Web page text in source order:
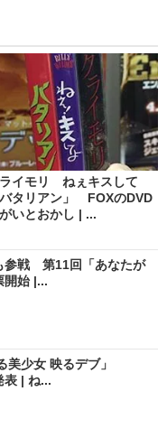
ライモリ ねぇキスして
タリアン」 FOXのDVD
いとおかし | ...
参戦 第11回「あなたが
開始 |...
美少女 映るデブ」
表 | ね...